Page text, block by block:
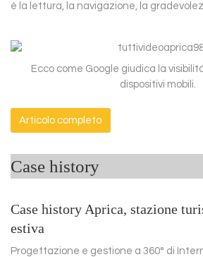
è la lettura, la navigazione, la
Ecco come Google giudica la
dispositivi mobili.
Articolo completo
Case history
Case history Aprica, stazione
estiva
Progettazione e gestione a 360° di